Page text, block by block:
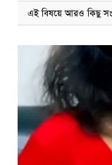
এই বিষয়ে আরও কিছু